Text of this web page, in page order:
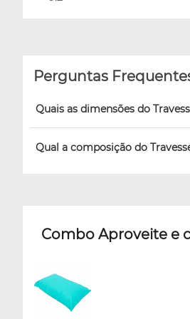
Perguntas
Quais as dimensões do
Qual a composição do
Combo Aproveite e